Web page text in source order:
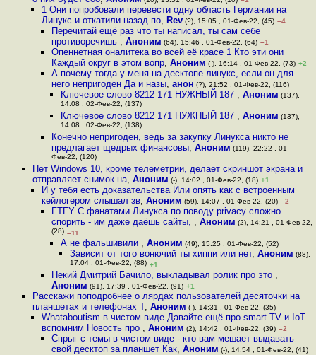
1 Они попробовали перевести одну область Германии на
Линукс и откатили назад по, Rev (?), 15:05 , 01-Фев-22, (45) –4
Перечитай ещё раз что ты написал, ты сам себе
противоречишь , Аноним (64), 15:46 , 01-Фев-22, (64) –1
Опеннетная оналитека во всей её красе 1 Кто эти они
Каждый округ в этом вопр, Аноним (-), 16:14 , 01-Фев-22, (73) +2
А почему тогда у меня на десктопе линукс, если он для
него непригоден Да и назы, анон (?), 21:52 , 01-Фев-22, (116)
Ключевое слово 8212 171 НУЖНЫЙ 187 , Аноним (137),
14:08 , 02-Фев-22, (137)
Ключевое слово 8212 171 НУЖНЫЙ 187 , Аноним (137),
14:08 , 02-Фев-22, (138)
Конечно непригоден, ведь за закупку Линукса никто не
предлагает щедрых финансовы, Аноним (119), 22:22 , 01-
Фев-22, (120)
Нет Windows 10, кроме телеметрии, делает скриншот экрана и
отправляет снимок на, Аноним (-), 14:02 , 01-Фев-22, (18) +1
И у тебя есть доказательства Или опять как с встроенным
кейлогером слышал зв,Аноним (59), 14:07 , 01-Фев-22, (20) –2
FTFY С фанатами Линукса по поводу privacy сложно
спорить - им даже даёшь сайты, , Аноним (2), 14:21 , 01-Фев-22,
(28) –11
А не фальшивили , Аноним (49), 15:25 , 01-Фев-22, (52)
Зависит от того вонючий ты хиппи или нет,Аноним (88),
17:04 , 01-Фев-22, (88) +1
Некий Дмитрий Бачило, выкладывал ролик про это ,
Аноним (91), 17:39 , 01-Фев-22, (91) +1
Расскажи поподробнее о лярдах пользователей десяточки на
планшетах и телефонах Т, Аноним (-), 14:31 , 01-Фев-22, (35)
Whataboutism в чистом виде Давайте ещё про smart TV и IoT
вспомним Новость про ,Аноним (2), 14:42 , 01-Фев-22, (39) –2
Спрыг с темы в чистом виде - кто вам мешает выдавать
свой десктоп за планшет Как, Аноним (-), 14:54 , 01-Фев-22, (41)